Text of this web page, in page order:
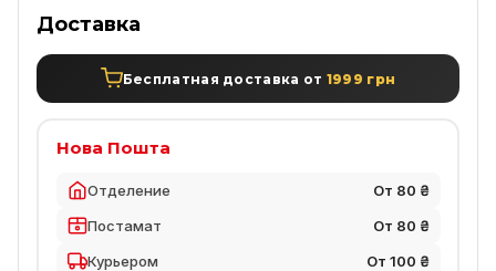
Доставка
Бесплатная доставка от 1999 грн
Нова Пошта
Отделение
От 80 ₴
Постамат
От 80 ₴
Курьером
От 100 ₴